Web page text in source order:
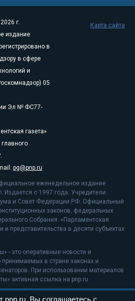
г.
издание
в
в сфере
и
05
Эл № ФС77-
газета»
pg@pnp.ru
еженедельное издание
Издается с 1997 года. Учредители
и Совет Федерации РФ. Официальный
законов, федеральных
Собрания. «Парламентская
и представительства в десяти субъектах
- это оперативные новости и
в стране законах и
При использовании материалов
активная ссылка на pnp.ru
Карта сайта
pnp.ru, Вы соглашаетесь с